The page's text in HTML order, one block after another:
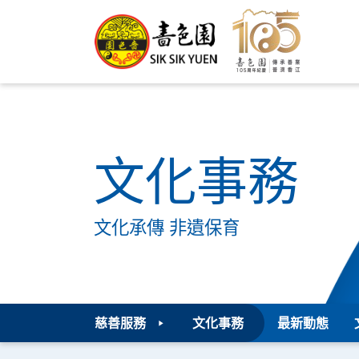
文化事務
文化承傳 非遺保育
慈善服務 文化事務 最新動態